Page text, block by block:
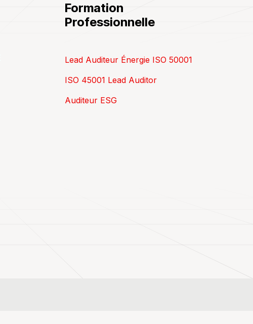
Formation
Professionnelle
Lead Auditeur Énergie ISO 50001
ISO 45001 Lead Auditor
Auditeur ESG